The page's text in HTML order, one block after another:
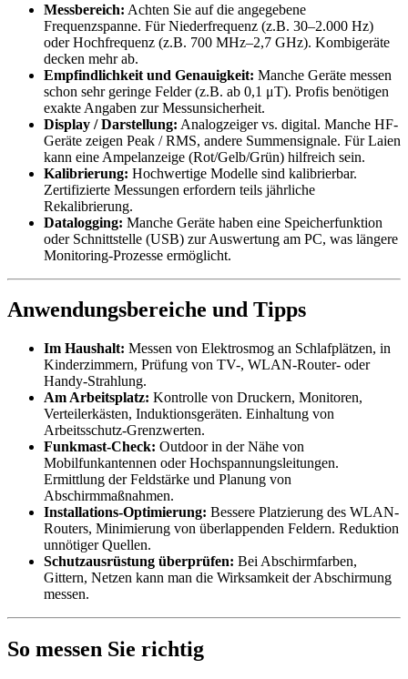
Messbereich: Achten Sie auf die angegebene
Frequenzspanne. Für Niederfrequenz (z.B. 30–2.000 Hz)
oder Hochfrequenz (z.B. 700 MHz–2,7 GHz). Kombigeräte
decken mehr ab.
Empfindlichkeit und Genauigkeit: Manche Geräte messen
schon sehr geringe Felder (z.B. ab 0,1 μT). Profis benötigen
exakte Angaben zur Messunsicherheit.
Display / Darstellung: Analogzeiger vs. digital. Manche HF-
Geräte zeigen Peak / RMS, andere Summensignale. Für Laien
kann eine Ampelanzeige (Rot/Gelb/Grün) hilfreich sein.
Kalibrierung: Hochwertige Modelle sind kalibrierbar.
Zertifizierte Messungen erfordern teils jährliche
Rekalibrierung.
Datalogging: Manche Geräte haben eine Speicherfunktion
oder Schnittstelle (USB) zur Auswertung am PC, was längere
Monitoring-Prozesse ermöglicht.
Anwendungsbereiche und Tipps
Im Haushalt: Messen von Elektrosmog an Schlafplätzen, in
Kinderzimmern, Prüfung von TV-, WLAN-Router- oder
Handy-Strahlung.
Am Arbeitsplatz: Kontrolle von Druckern, Monitoren,
Verteilerkästen, Induktionsgeräten. Einhaltung von
Arbeitsschutz-Grenzwerten.
Funkmast-Check: Outdoor in der Nähe von
Mobilfunkantennen oder Hochspannungsleitungen.
Ermittlung der Feldstärke und Planung von
Abschirmmaßnahmen.
Installations-Optimierung: Bessere Platzierung des WLAN-
Routers, Minimierung von überlappenden Feldern. Reduktion
unnötiger Quellen.
Schutzausrüstung überprüfen: Bei Abschirmfarben,
Gittern, Netzen kann man die Wirksamkeit der Abschirmung
messen.
So messen Sie richtig